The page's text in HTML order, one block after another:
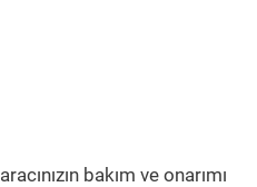
aracınızın bakım ve onarımı